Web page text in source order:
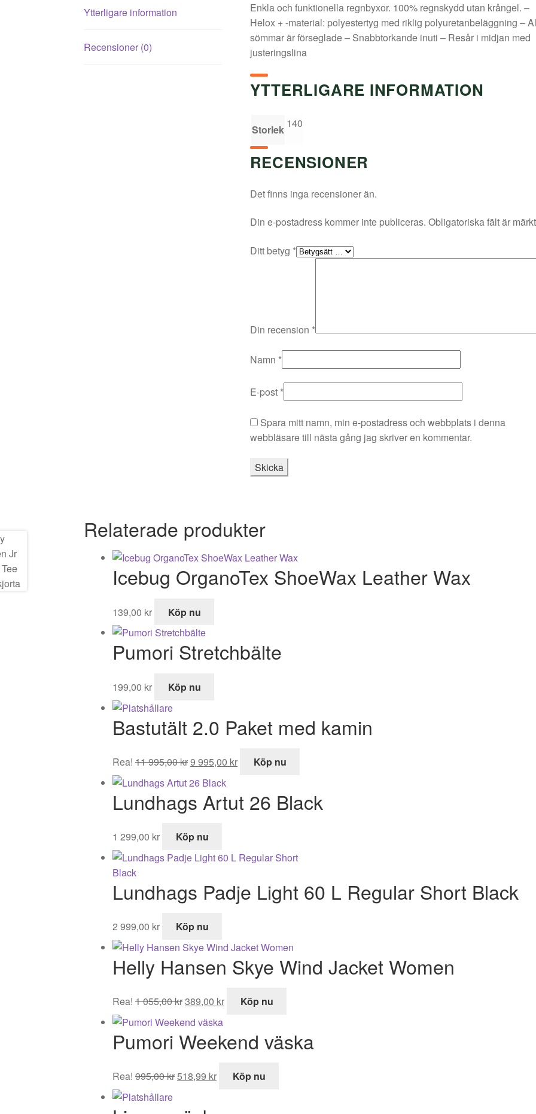
Ytterligare information
Recensioner (0)
Enkla och funktionella regnbyxor. 100% regnskydd utan krångel. –
Helox + -material: polyestertyg med riklig polyuretanbeläggning –
sömmar är förseglade – Snabbtorkande inuti – Resår i midjan med
justeringslina
YTTERLIGARE INFORMATION
Storlek 140
RECENSIONER
Det finns inga recensioner än.
Din e-postadress kommer inte publiceras. Obligatoriska fält är
Ditt betyg *
Din recension *
Namn *
E-post *
Spara mitt namn, min e-postadress och webbplats i denna
webbläsare till nästa gång jag skriver en kommentar.
Relaterade produkter
Icebug OrganoTex ShoeWax Leather Wax
139,00 kr Köp nu
Pumori Stretchbälte
199,00 kr Köp nu
Bastutält 2.0 Paket med kamin
Rea! 11 995,00kr
ursprungliga
priset
var:
9 995,00 kr
nuvarande
är:
Köp nu
Lundhags Artut 26 Black
1 299,00 kr Köp nu
Lundhags Padje Light 60 L Regular Short Black
2 999,00 kr Köp nu
Helly Hansen Skye Wind Jacket Women
Rea! 1 055,00kr
ursprungliga
priset
var:
055,00 kr.
389,00 kr
nuvarande
är:
389,00 kr.
Köp nu
Pumori Weekend väska
Rea! 995,00kr
ursprungliga
518,99 kr
nuvarande
Köp nu